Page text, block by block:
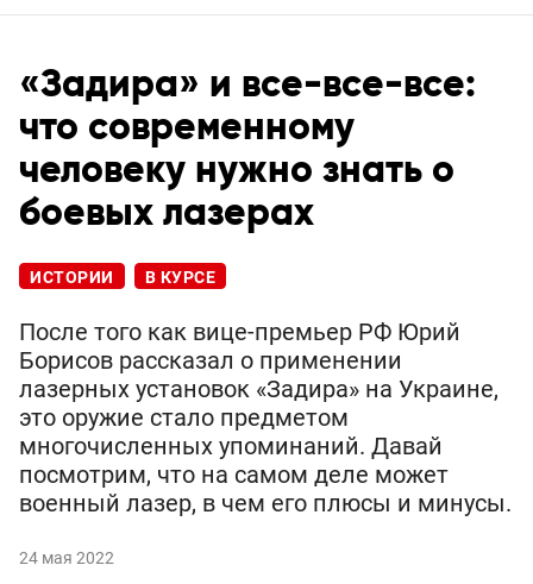
«Задира» и все-все-все:
что современному
человеку нужно знать о
боевых лазерах
ИСТОРИИ В КУРСЕ
После того как вице-премьер РФ Юрий
Борисов рассказал о применении
лазерных установок «Задира» на Украине,
это оружие стало предметом
многочисленных упоминаний. Давай
посмотрим, что на самом деле может
военный лазер, в чем его плюсы и минусы.
24 мая 2022